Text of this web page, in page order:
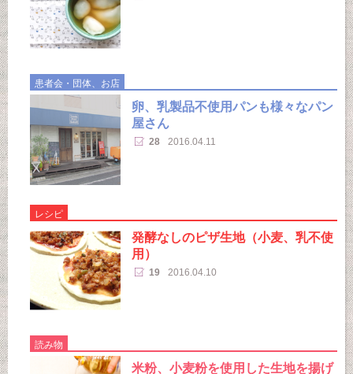
患者会・団体、お店
卵、乳製品不使用パンも様々なパン
屋さん
28 2016.04.11
レシピ
発酵なしのピザ生地（小麦、乳不使
用）
19 2016.04.10
読み物
米粉、小麦粉を使用した生地を揚げ